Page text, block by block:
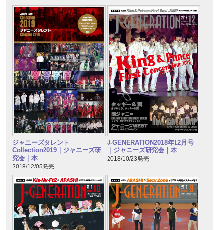
ジャニーズタレント
Collection2019｜ジャニーズ研
究会｜本
2018/12/05発売
J-GENERATION2018年12月号
｜ジャニーズ研究会｜本
2018/10/23発売